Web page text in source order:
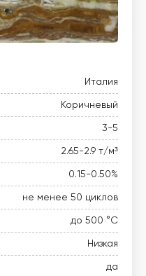
Италия
Коричневый
3-5
2.65-2.9 т/м³
0.15-0.50%
не менее 50 циклов
до 500 °C
Низкая
да